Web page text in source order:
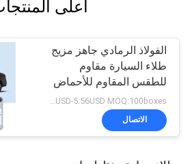
أعلى
الفولاذ الرمادي جاهز مزيج
طلاء السيارة مقاوم
للطقس المقاوم للأحماض
2.73USD-5.56USD MOQ:100boxes
الاتصال